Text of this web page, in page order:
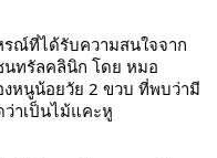
รณ์ที่ได้รับความสนใจจาก
นทรัลคลินิก โดย หมอ
หนูน้อยวัย 2 ขวบ ที่พบว่ามี
าเป็นไม้แคะหู